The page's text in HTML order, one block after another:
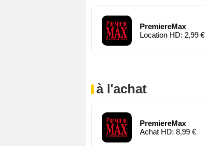
PremiereMax
Location HD: 2,99 €
à l'achat
PremiereMax
Achat HD: 8,99 €